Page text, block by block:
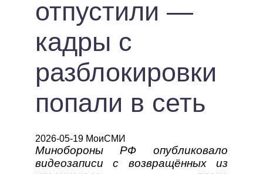
отпустили —
кадры с
разблокировки
попали в сеть
2026-05-19 МоиСМИ
Минобороны РФ опубликовало
видеозаписи с возвращённых из